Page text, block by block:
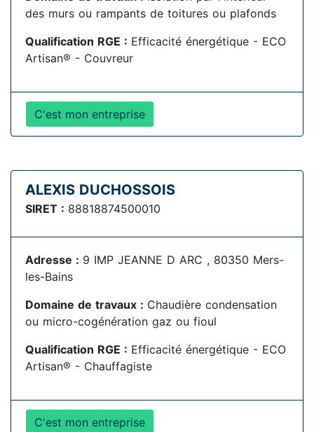
des murs ou rampants de toitures ou plafonds
Qualification RGE : Efficacité énergétique - ECO
Artisan® - Couvreur
C'est mon entreprise
ALEXIS DUCHOSSOIS
SIRET : 88818874500010
Adresse : 9 IMP JEANNE D ARC , 80350 Mers-
les-Bains
Domaine de travaux : Chaudière condensation
ou micro-cogénération gaz ou fioul
Qualification RGE : Efficacité énergétique - ECO
Artisan® - Chauffagiste
C'est mon entreprise